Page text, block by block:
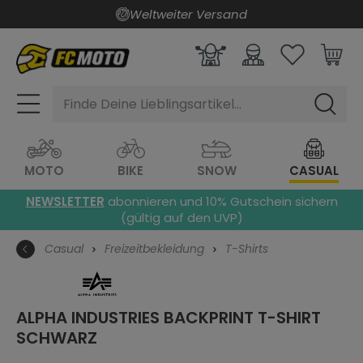
Weltweiter Versand
MOTO BIKE SNOW CASUAL
Finde Deine Lieblingsartikel...
NEWSLETTER abonnieren und 10% Gutschein sichern
(gültig auf den UVP)
Casual Freizeitbekleidung T-Shirts
ALPHA INDUSTRIES BACKPRINT T-SHIRT
SCHWARZ